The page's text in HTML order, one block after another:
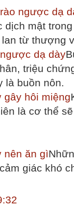
ngược dạ
dịch mật
lan từ thượng
dạ dày
triệu
là buồn nôn.
gây hôi miệng
là cơ thể
nên ăn gì
giác khó